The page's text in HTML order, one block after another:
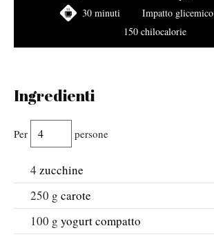
30 minuti
Impatto glicemico
150 chilocalorie
Ingredienti
Per persone
4 zucchine
250 g carote
100 g yogurt compatto